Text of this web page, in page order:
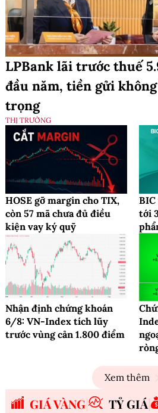
LPBank lãi trước thuế
đầu năm, tiền gửi
trọng
THỊ TRƯỜNG
HOSE gỡ margin cho TIX,
còn 57 mã chưa đủ điều
kiện vay ký quỹ
BIC
tới
Nhận định chứng khoán
6/8: VN-Index tích lũy
trước vùng cản 1.800 điểm
Xem thêm
GIÁ VÀNG TỶ GIÁ